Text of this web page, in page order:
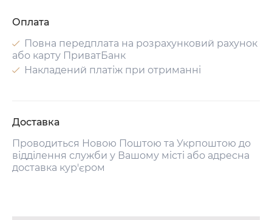
Оплата
Повна передплата на розрахунковий рахунок
або карту ПриватБанк
Накладений платіж при отриманні
Доставка
Проводиться Новою Поштою та Укрпоштою до
відділення служби у Вашому місті або адресна
доставка кур'єром